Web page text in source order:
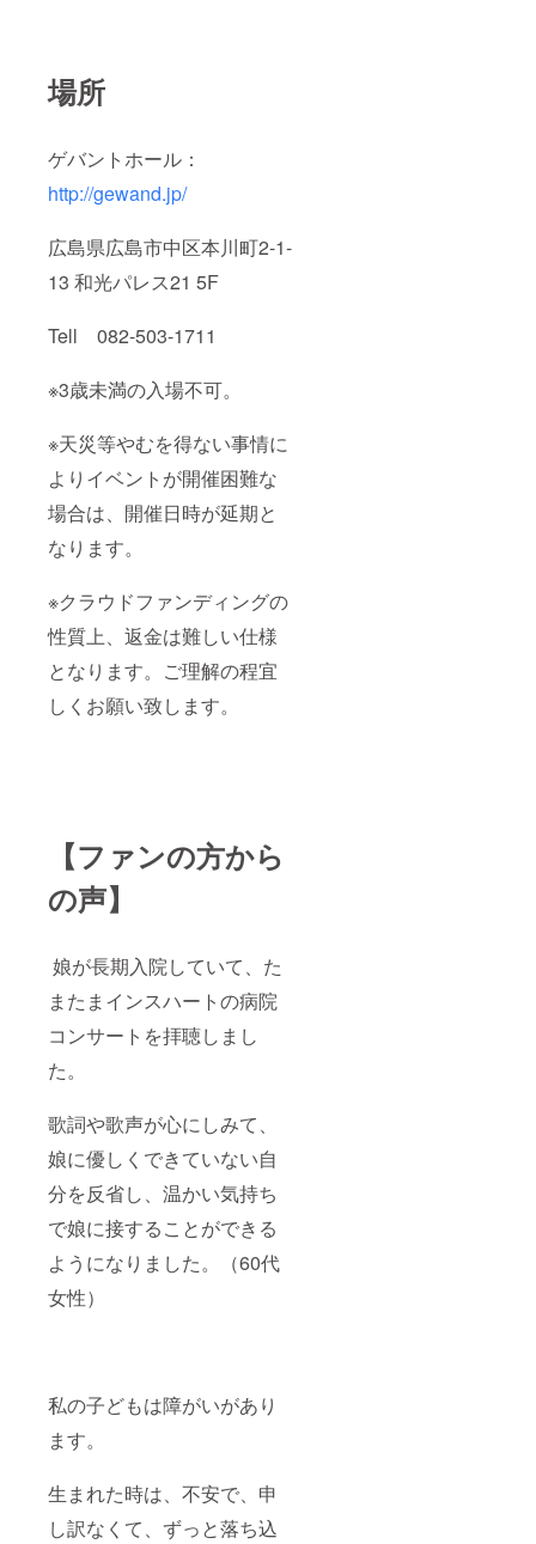
場所
ゲバントホール：
http://gewand.jp/
広島県広島市中区本川町2-1-
13 和光パレス21 5F
Tell 082-503-1711
※3歳未満の入場不可。
※天災等やむを得ない事情に
よりイベントが開催困難な
場合は、開催日時が延期と
なります。
※クラウドファンディングの
性質上、返金は難しい仕様
となります。ご理解の程宜
しくお願い致します。
【ファンの方から
の声】
娘が長期入院していて、た
またまインスハートの病院
コンサートを拝聴しまし
た。
歌詞や歌声が心にしみて、
娘に優しくできていない自
分を反省し、温かい気持ち
で娘に接することができる
ようになりました。（60代
女性）
私の子どもは障がいがあり
ます。
生まれた時は、不安で、申
し訳なくて、ずっと落ち込